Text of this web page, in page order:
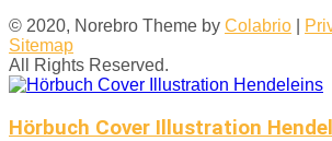
© 2020, Norebro Theme by Colabrio
Sitemap
All Rights Reserved.
Hörbuch Cover Illustration